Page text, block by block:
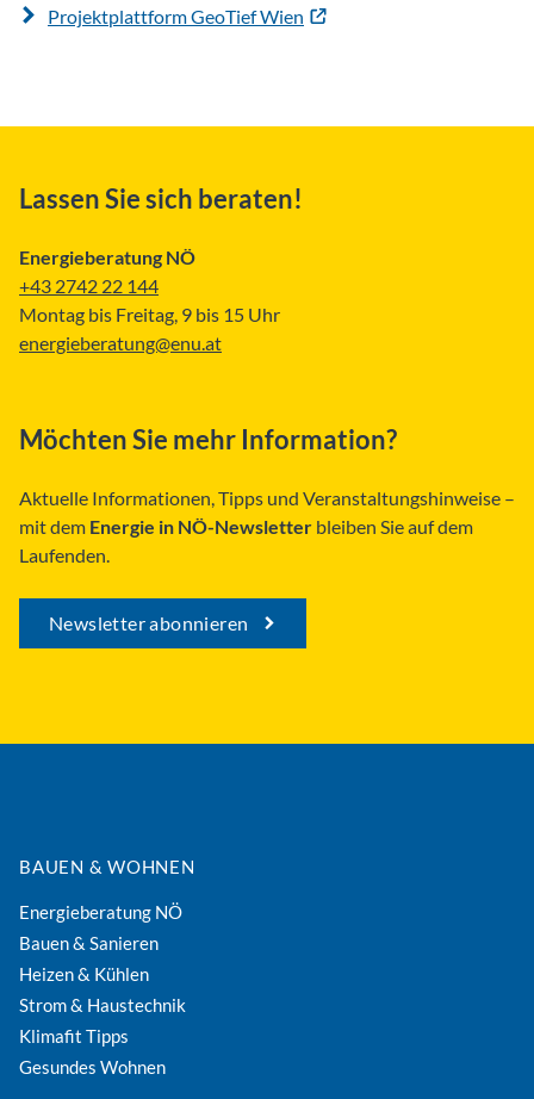
Projektplattform GeoTief Wien
Lassen Sie sich beraten!
Energieberatung NÖ
+43 2742 22 144
Montag bis Freitag, 9 bis 15 Uhr
energieberatung@enu.at
Möchten Sie mehr Information?
Aktuelle Informationen, Tipps und Veranstaltungshinweise –
mit dem Energie in NÖ-Newsletter bleiben Sie auf dem
Laufenden.
Newsletter abonnieren
BAUEN & WOHNEN
Energieberatung NÖ
Bauen & Sanieren
Heizen & Kühlen
Strom & Haustechnik
Klimafit Tipps
Gesundes Wohnen